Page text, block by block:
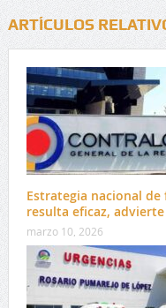
ARTÍCULOS
Estrategia nacional
resulta eficaz,
marzo 10, 2026